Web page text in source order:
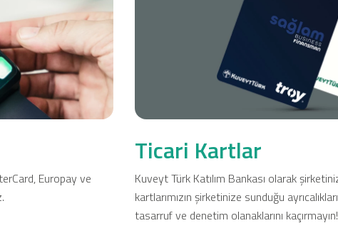
Ticari Kartlar
Tarım Finansmanı
YatırımEuropay ve
Ticari Kartlar
Kuveyt Türk Katılım Bankası olarak
kartlarımızın şirketinize sunduğu
tasarruf ve denetim olanaklarını kaçırmayın!